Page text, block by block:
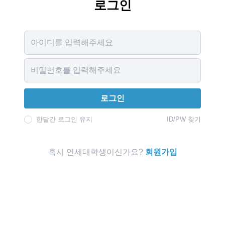
로그인
로그인
한달간 로그인 유지 ID/PW 찾기
혹시 연세대학생이신가요? 회원가입